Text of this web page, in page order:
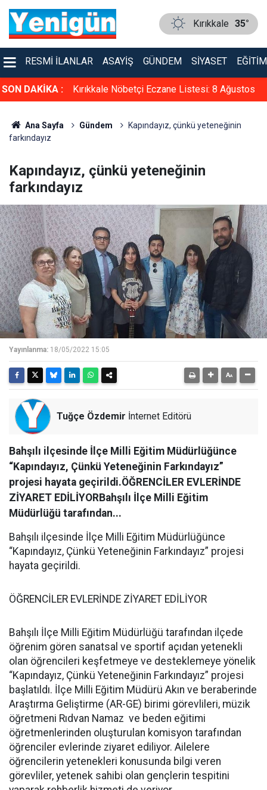
Kırıkkale 35°
RESMI İLANLAR ASAYIŞ GÜNDEM SIYASET EĞITIM
SON DAKİKA :
8 Ağustos Kırıkkale'de altın fiyatları ne kadar? 8 Ağustos
Ana Sayfa Gündem
Kapındayız, çünkü yeteneğinin
farkındayız
Kapındayız, çünkü yeteneğinin
farkındayız
Yayınlanma: 18/05/2022 15:05
Tuğçe Özdemir İnternet Editörü
Bahşılı ilçesinde İlçe Milli Eğitim Müdürlüğünce
“Kapındayız, Çünkü Yeteneğinin Farkındayız”
projesi hayata geçirildi.ÖĞRENCİLER EVLERİNDE
ZİYARET EDİLİYORBahşılı İlçe Milli Eğitim
Müdürlüğü tarafından...
Bahşılı ilçesinde İlçe Milli Eğitim Müdürlüğünce
“Kapındayız, Çünkü Yeteneğinin Farkındayız” projesi
hayata geçirildi.
ÖĞRENCİLER EVLERİNDE ZİYARET EDİLİYOR
Bahşılı İlçe Milli Eğitim Müdürlüğü tarafından ilçede
öğrenim gören sanatsal ve sportif açıdan yetenekli
olan öğrencileri keşfetmeye ve desteklemeye yönelik
“Kapındayız, Çünkü Yeteneğinin Farkındayız” projesi
başlatıldı. İlçe Milli Eğitim Müdürü Akın ve beraberinde
Araştırma Geliştirme (AR-GE) birimi görevlileri, müzik
öğretmeni Rıdvan Namaz ve beden eğitimi
öğretmenlerinden oluşturulan komisyon tarafından
öğrenciler evlerinde ziyaret ediliyor. Ailelere
öğrencilerin yetenekleri konusunda bilgi veren
görevliler, yetenek sahibi olan gençlerin tespitini